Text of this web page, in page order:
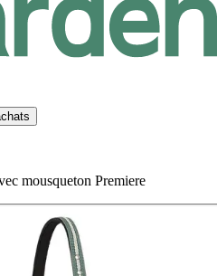
mousqueton Premiere